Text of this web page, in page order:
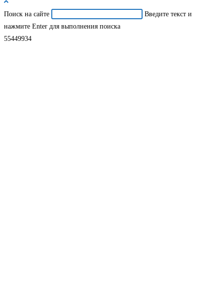
Поиск на сайте
Введите текст и
нажмите Enter для выполнения поиска
55449934